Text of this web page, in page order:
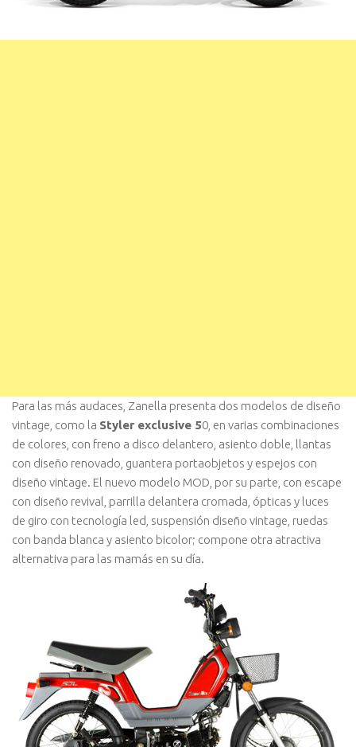
Para las más audaces, Zanella presenta dos modelos de diseño
vintage, como la Styler exclusive 50, en varias combinaciones
de colores, con freno a disco delantero, asiento doble, llantas
con diseño renovado, guantera portaobjetos y espejos con
diseño vintage. El nuevo modelo MOD, por su parte, con escape
con diseño revival, parrilla delantera cromada, ópticas y luces
de giro con tecnología led, suspensión diseño vintage, ruedas
con banda blanca y asiento bicolor; compone otra atractiva
alternativa para las mamás en su día.